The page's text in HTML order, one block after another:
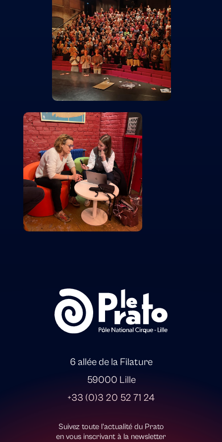
6 allée de la Filature
59000 Lille
+33 (0)3 20 52 71 24
Suivez toute l'actualité du Prato
en vous inscrivant à la newsletter